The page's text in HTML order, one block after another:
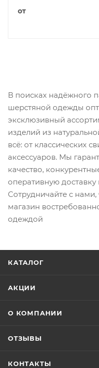
от
В поисках надёжного
шерстяной одежды
эксклюзивный
изделий из
всё: от классических
аксессуаров. Мы
качество,
оперативную
Сотрудничайте с
магазин
одеждой
КАТАЛОГ
АКЦИИ
О КОМПАНИИ
ОТЗЫВЫ
КОНТАКТЫ